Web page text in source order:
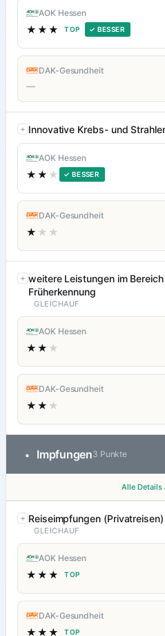
AOK Hessen
★★★ TOP ✓ BESSER
DAK-Gesundheit
—
Innovative Krebs- und
AOK Hessen
★★ ★ ✓ BESSER
DAK-Gesundheit
★ ★★
weitere Leistungen im
Früherkennung
GLEICHAUF
AOK Hessen
★★ ★
DAK-Gesundheit
★★ ★
• Impfungen3 Punkte
Alle Details
Reiseimpfungen (Privatreisen)
GLEICHAUF
AOK Hessen
★★★ TOP
DAK-Gesundheit
★★★ TOP